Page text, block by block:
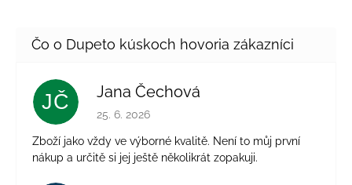
JČ Jana Čechová
Hodnotenie obchodu je 5 z 5 hviezdičiek.
25. 6. 2026
Zboží jako vždy ve výborné kvalitě. Není to můj první
nákup a určitě si jej ještě několikrát zopakuji.